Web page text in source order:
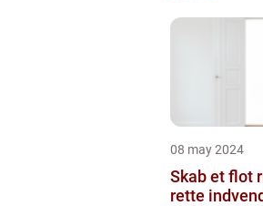
08 may 2024
Skab et flot
rette